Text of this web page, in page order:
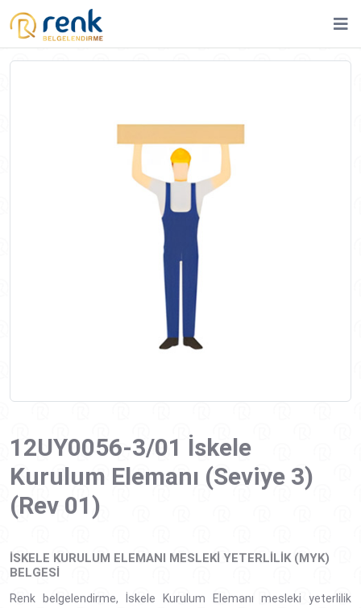
12UY0056-3/01 İskele
Kurulum Elemanı (Seviye 3)
(Rev 01)
İSKELE KURULUM ELEMANI MESLEKI YETERLILIK (MYK)
BELGESI
Renk belgelendirme, İskele Kurulum Elemanı mesleki yeterlilik